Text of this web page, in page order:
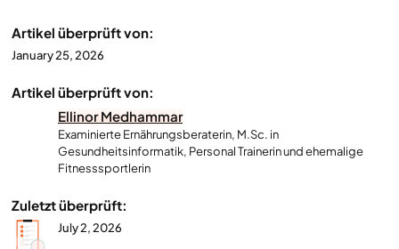
Artikel überprüft von:
January 25, 2026
Artikel überprüft von:
Ellinor Medhammar
Examinierte Ernährungsberaterin, M.Sc. in
Gesundheitsinformatik, Personal Trainerin und ehemalige
Fitnesssportlerin
Zuletzt überprüft:
July 2, 2026